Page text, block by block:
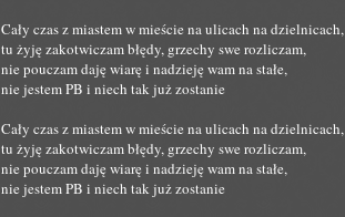
Cały czas z miastem w mieście na ulicach na dzielnicach,
tu żyję zakotwiczam błędy, grzechy swe rozliczam,
nie pouczam daję wiarę i nadzieję wam na stałe,
nie jestem PB i niech tak już zostanie
Cały czas z miastem w mieście na ulicach na dzielnicach,
tu żyję zakotwiczam błędy, grzechy swe rozliczam,
nie pouczam daję wiarę i nadzieję wam na stałe,
nie jestem PB i niech tak już zostanie